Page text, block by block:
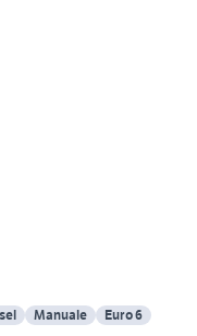
Manuale Euro 6